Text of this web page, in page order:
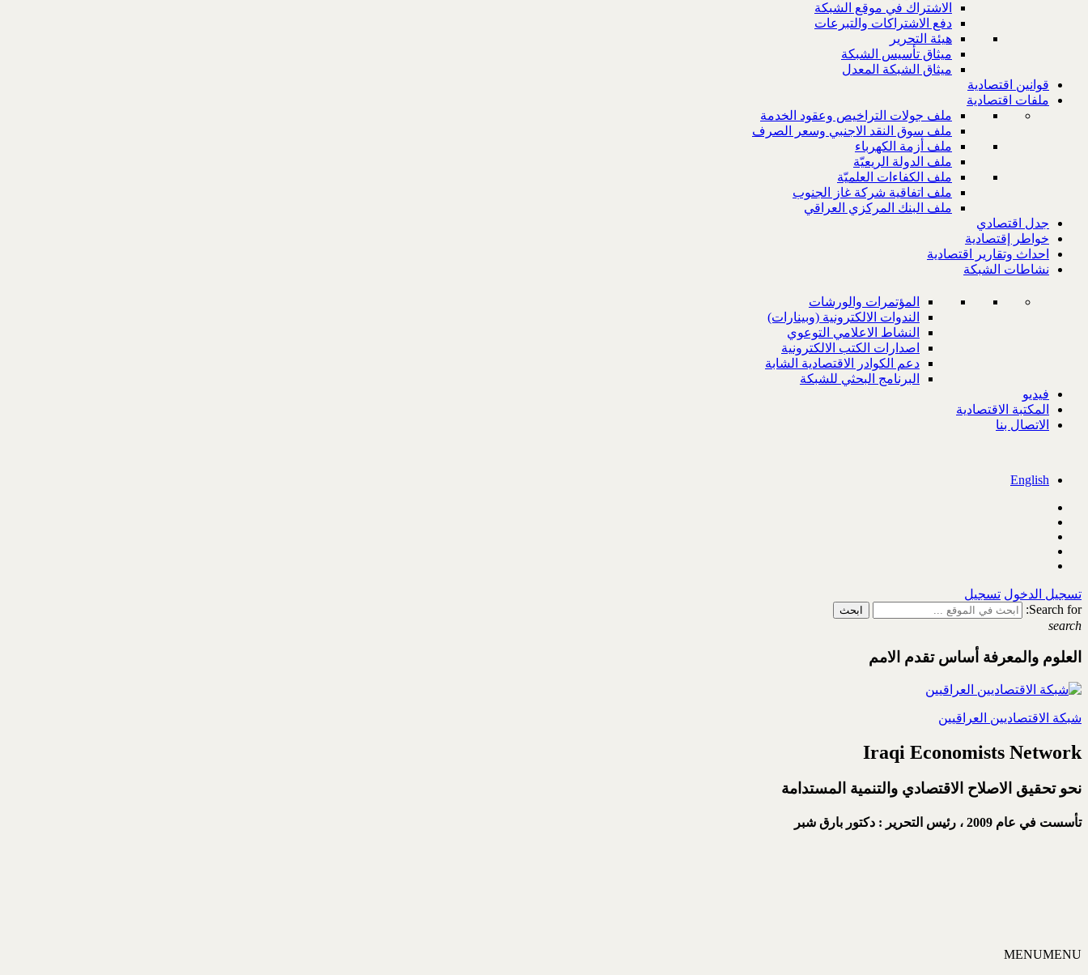
الاشتراك في موقع الشبكة
دفع الاشتراكات والتبرعات
هيئة التحرير
ميثاق تأسيس الشبكة
ميثاق الشبكة المعدل
قوانين اقتصادية
ملفات اقتصادية
ملف جولات التراخيص وعقود الخدمة
ملف سوق النقد الاجنبي وسعر الصرف
ملف أزمة الكهرباء
ملف الدولة الريعيّة
ملف الكفاءات العلميّة
ملف اتفاقية شركة غاز الجنوب
ملف البنك المركزي العراقي
جدل اقتصادي
خواطر إقتصادية
احداث وتقارير اقتصادية
نشاطات الشبكة
المؤتمرات والورشات
الندوات الالكترونية (وبينارات)
النشاط الاعلامي التوعوي
اصدارات الكتب الالكترونية
دعم الكوادر الاقتصادية الشابة
البرنامج البحثي للشبكة
فيديو
المكتبة الاقتصادية
الاتصال بنا
English
تسجيل الدخول تسجيل
Search for:
search
العلوم والمعرفة أساس تقدم الامم
شبكة الاقتصاديين العراقيين
Iraqi Economists Network
نحو تحقيق الاصلاح الاقتصادي والتنمية المستدامة
تأسست في عام 2009 ، رئيس التحرير : دكتور بارق شبر
MENUMENU